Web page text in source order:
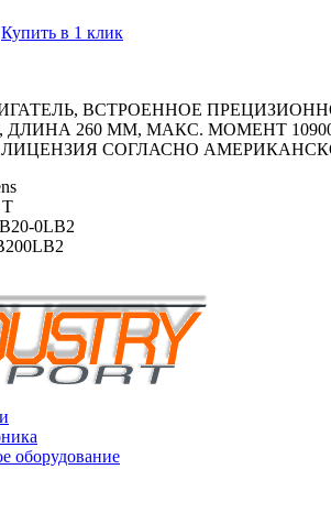
Купить в 1 клик
ВСТРОЕННОЕ
ДЛИНА 260 ММ, МАКС. МОМЕНТ
ЛИЦЕНЗИЯ СОГЛАСНО
T
0LB2
оборудование